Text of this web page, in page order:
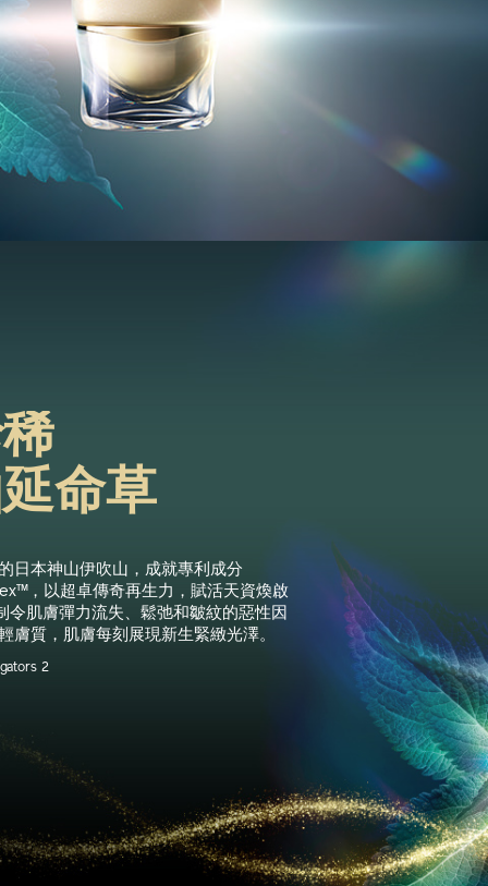
命草
日本神山伊吹山，成就專利成分
，以超卓傳奇再生力，賦活天資煥啟
令肌膚彈力流失、鬆弛和皺紋的惡性因
膚質，肌膚每刻展現新生緊緻光澤。
2